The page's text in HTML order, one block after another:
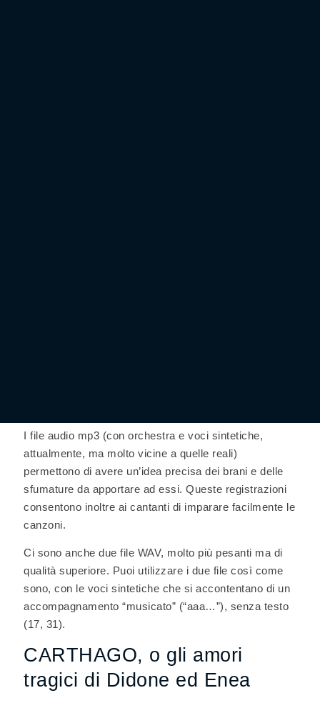
I file audio mp3 (con orchestra e voci sintetiche,
attualmente, ma molto vicine a quelle reali)
permettono di avere un’idea precisa dei brani e delle
sfumature da apportare ad essi. Queste registrazioni
consentono inoltre ai cantanti di imparare facilmente le
canzoni.
Ci sono anche due file WAV, molto più pesanti ma di
qualità superiore. Puoi utilizzare i due file così come
sono, con le voci sintetiche che si accontentano di un
accompagnamento “musicato” (“aaa…”), senza testo
(17, 31).
CARTHAGO, o gli amori
tragici di Didone ed Enea